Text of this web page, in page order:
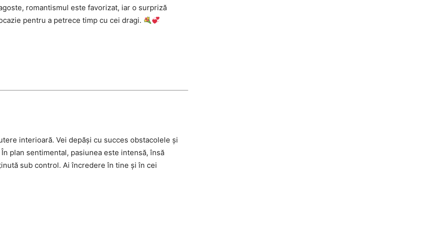
romantismul este favorizat, iar o surpriză
pentru a petrece timp cu cei dragi.
interioară. Vei depăși cu succes obstacolele și
plan sentimental, pasiunea este intensă, însă
sub control. Ai încredere în tine și în cei